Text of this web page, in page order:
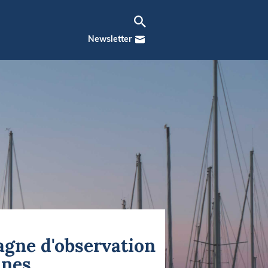
Newsletter
d'observation